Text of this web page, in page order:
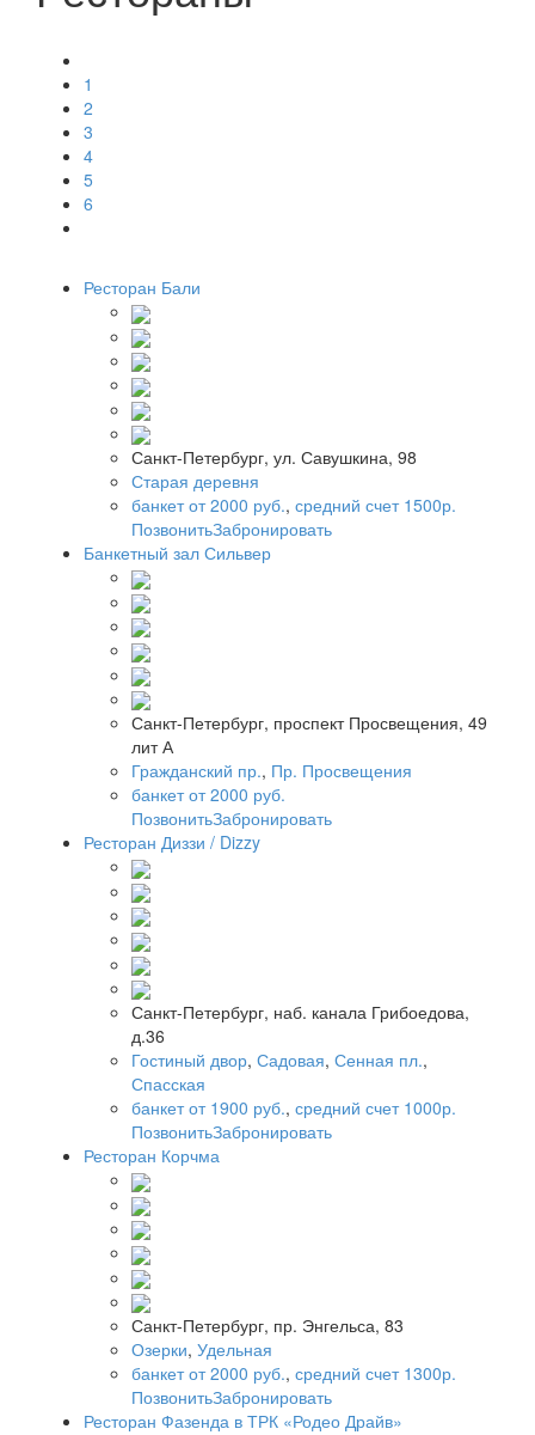
1
2
3
4
5
6
Ресторан Бали
Санкт-Петербург, ул. Савушкина, 98
Старая деревня
банкет от 2000 руб., средний счет 1500р.
ПозвонитьЗабронировать
Банкетный зал Сильвер
Санкт-Петербург, проспект Просвещения, 49
лит А
Гражданский пр., Пр. Просвещения
банкет от 2000 руб.
ПозвонитьЗабронировать
Ресторан Диззи / Dizzy
Санкт-Петербург, наб. канала Грибоедова,
д.36
Гостиный двор, Садовая, Сенная пл.,
Спасская
банкет от 1900 руб., средний счет 1000р.
ПозвонитьЗабронировать
Ресторан Корчма
Санкт-Петербург, пр. Энгельса, 83
Озерки, Удельная
банкет от 2000 руб., средний счет 1300р.
ПозвонитьЗабронировать
Ресторан Фазенда в ТРК «Родео Драйв»